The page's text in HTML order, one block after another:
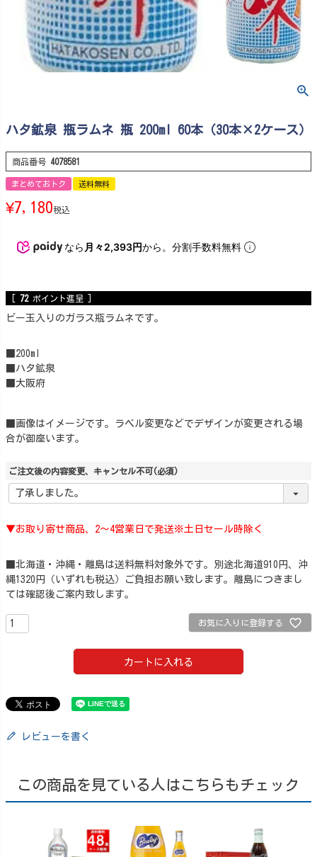
ハタ鉱泉 瓶ラムネ 瓶 200ml 60本（30本×2ケース）
商品番号 4078581
まとめておトク 送料無料
¥7,180税込
なら 月々2,393円から。分割手数料無料
72 ポイント進呈 ]
ビー玉入りのガラス瓶ラムネです。
■200ml
■ハタ鉱泉
■大阪府
■画像はイメージです。ラベル変更などでデザインが変更される場
合が御座います。
ご注文後の内容変更、キャンセル不可 (必須)
▼お取り寄せ商品、2～4営業日で発送※土日セール時除く
■北海道・沖縄・離島は送料無料対象外です。別途北海道910円、沖
縄1320円（いずれも税込）ご負担お願い致します。離島につきまし
ては確認後ご案内致します。
お気に入りに登録する
カートに入れる
レビューを書く
この商品を見ている人はこちらもチェック